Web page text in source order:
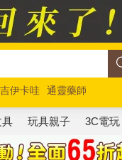
吉伊卡哇
通靈藥師
慢跑
具 玩具親子 3C電玩